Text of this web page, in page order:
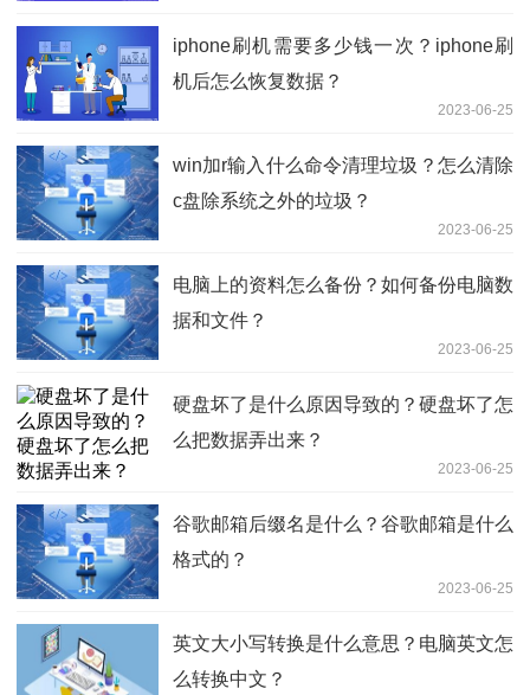
iphone刷机需要多少钱一次？iphone刷
机后怎么恢复数据？
2023-06-25
win加r输入什么命令清理垃圾？怎么清除
c盘除系统之外的垃圾？
2023-06-25
电脑上的资料怎么备份？如何备份电脑数
据和文件？
2023-06-25
硬盘坏了是什么原因导致的？硬盘坏了怎
么把数据弄出来？
2023-06-25
谷歌邮箱后缀名是什么？谷歌邮箱是什么
格式的？
2023-06-25
英文大小写转换是什么意思？电脑英文怎
么转换中文？